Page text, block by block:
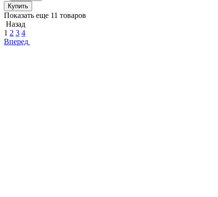
Купить
Показать еще 11 товаров
Назад
1 2 3 4
Вперед